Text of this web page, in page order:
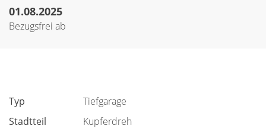
01.08.2025
Bezugsfrei ab
Typ
Tiefgarage
Stadtteil
Kupferdreh